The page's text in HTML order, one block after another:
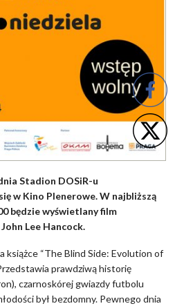
Stadion DOSiR-u
w Kino Plenerowe. W najbliższą
będzie wyświetlany film
Lee Hancock.
książce “The Blind Side: Evolution of
prawdziwą historię
czarnoskórej gwiazdy futbolu
był bezdomny. Pewnego dnia